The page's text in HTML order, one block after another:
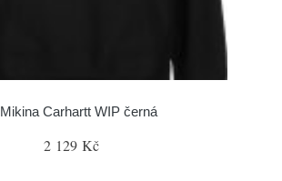
Mikina Carhartt WIP černá
2 129 Kč